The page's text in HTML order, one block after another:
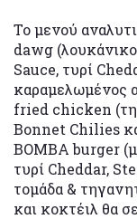
Το μενού
dawg
Sauce, τυρί
καραμελωμένος
fried chicken
Bonnet Chilies
BOMBA burger
τυρί Cheddar,
τομάδα &
και κοκτέιλ θα